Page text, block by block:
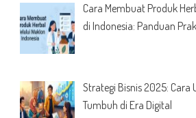
Cara Membuat Produk
di Indonesia: Panduan
Strategi Bisnis 2025: Cara
Tumbuh di Era Digital